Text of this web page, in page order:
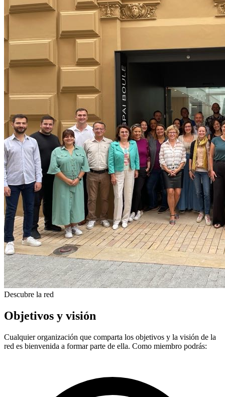
Descubre la red
Objetivos y visión
Cualquier organización que comparta los objetivos y la visión de la
red es bienvenida a formar parte de ella. Como miembro podrás: